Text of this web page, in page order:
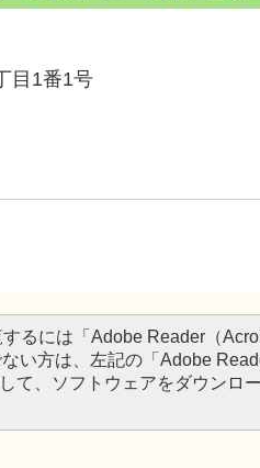
目1番1号
るには「Adobe Reader（
い方は、左記の「Adobe
て、ソフトウェアをダウンロ